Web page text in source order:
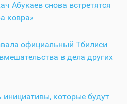
Абукаев снова встретятся
ковра»
официальный Тбилиси
в дела других
которые будут